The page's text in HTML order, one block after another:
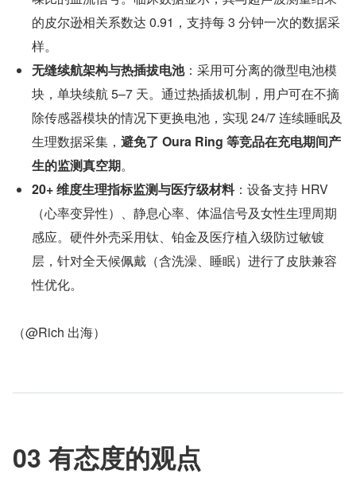
的皮尔逊相关系数达 0.91，支持每 3 分钟一次的数据采
样。
无缝续航架构与热插拔电池：采用可分离的微型电池模
块，单块续航 5–7 天。通过热插拔机制，用户可在不摘
除传感器模块的情况下更换电池，实现 24/7 连续睡眠及
生理数据采集， 避免了 Oura Ring 等竞品在充电期间产
生的监测真空期。
20+ 维度生理指标监测与医疗级材料：设备支持 HRV
（心率变异性）、静息心率、体温信号及女性生理周期
感应。硬件外壳采用钛、铂金及医疗植入级防过敏镀
层，针对全天候佩戴（含洗澡、睡眠）进行了皮肤兼容
性优化。
（@Rich 出海）
03 有态度的观点